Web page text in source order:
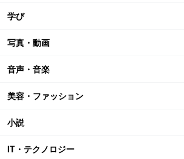
学び
写真・動画
音声・音楽
美容・ファッション
小説
IT・テクノロジー